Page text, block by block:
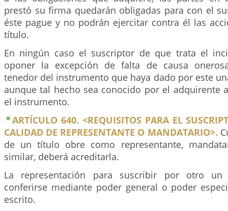
prestó su firma quedarán obligadas para con el
éste pague y no podrán ejercitar contra él las
título.
En ningún caso el suscriptor de que trata el
oponer la excepción de falta de causa
tenedor del instrumento que haya dado por este
aunque tal hecho sea conocido por el adquirente
el instrumento.
ARTÍCULO 640. <REQUISITOS PARA EL
CALIDAD DE REPRESENTANTE O MANDATARIO>.
de un título obre como representante,
similar, deberá acreditarla.
La representación para suscribir por otro un
conferirse mediante poder general o poder
escrito.